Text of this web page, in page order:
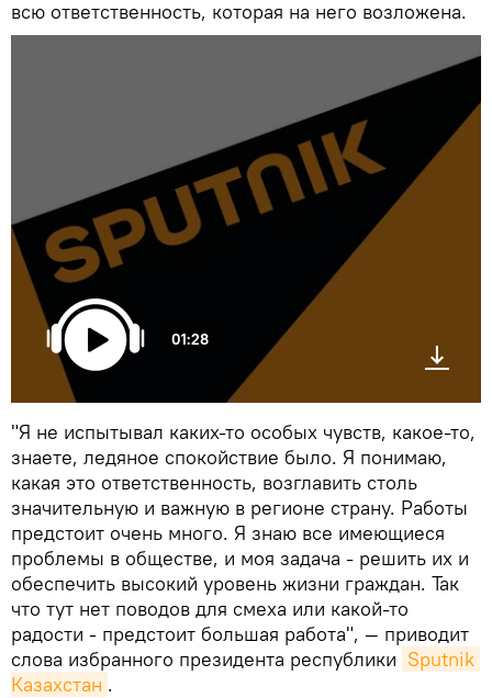
всю ответственность, которая на него возложена.
01:28
"Я не испытывал каких-то особых чувств, какое-то,
знаете, ледяное спокойствие было. Я понимаю,
какая это ответственность, возглавить столь
значительную и важную в регионе страну. Работы
предстоит очень много. Я знаю все имеющиеся
проблемы в обществе, и моя задача - решить их и
обеспечить высокий уровень жизни граждан. Так
что тут нет поводов для смеха или какой-то
радости - предстоит большая работа", — приводит
слова избранного президента республики Sputnik
Казахстан .